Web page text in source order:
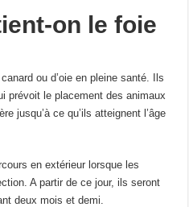
on le foie
ou d’oie en pleine santé. Ils
prévoit le placement des animaux
jusqu’à ce qu’ils atteignent l’âge
en extérieur lorsque les
A partir de ce jour, ils seront
deux mois et demi.